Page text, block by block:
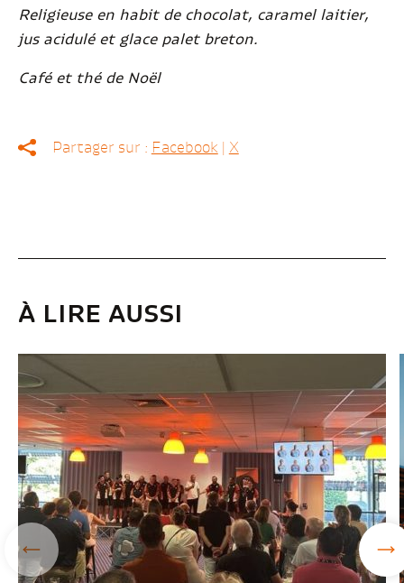
Religieuse en habit de chocolat, caramel laitier,
jus acidulé et glace palet breton.
Café et thé de Noël
Partager sur : Facebook| X
À LIRE AUSSI